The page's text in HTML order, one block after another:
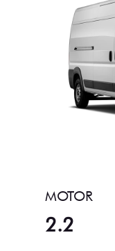
MOTOR
2.2